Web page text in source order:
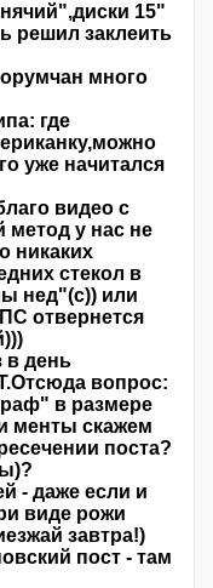
15"
решил заклеить
много
где
уже начитался
видео с
метод у нас не
никаких
стекол в
нед"(с)) или
отвернется
в день
вопрос:
в размере
менты скажем
поста?
- даже если и
виде рожи
завтра!)
пост - там